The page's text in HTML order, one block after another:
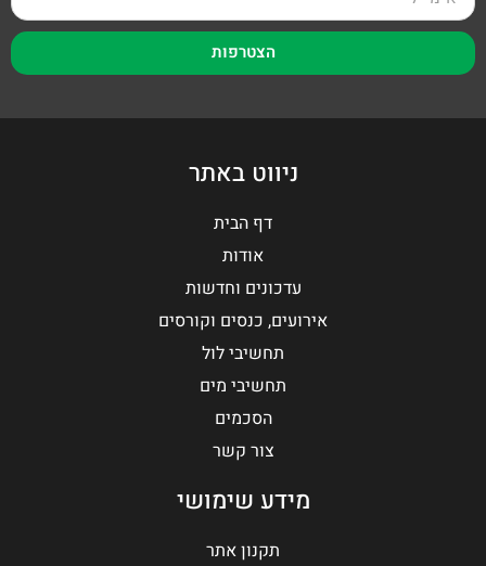
הצטרפות
ניווט באתר
דף הבית
אודות
עדכונים וחדשות
אירועים, כנסים וקורסים
תחשיבי לול
תחשיבי מים
הסכמים
צור קשר
מידע שימושי
תקנון אתר